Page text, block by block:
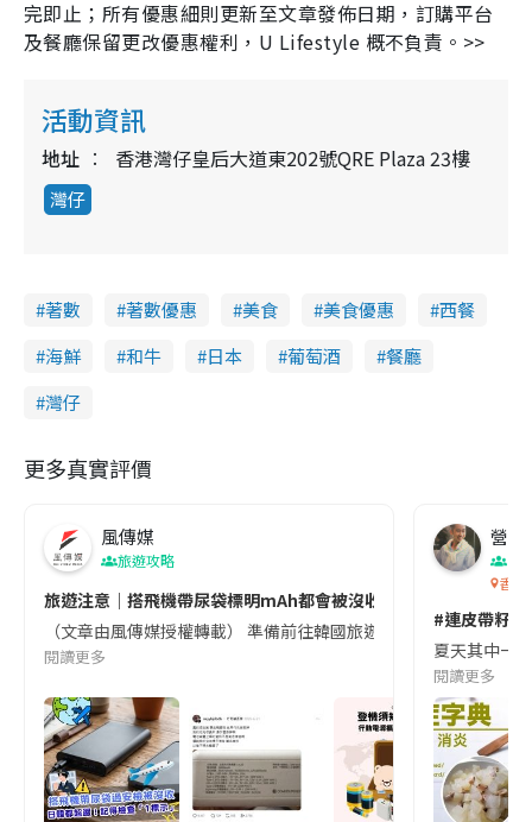
完即止；所有優惠細則更新至文章發佈日期，訂購平台
及餐廳保留更改優惠權利， U Lifestyle 概不負責。 >>
活動資訊
地址 香港灣仔皇后大道東202號QRE Plaza 23樓
灣仔
著數 著數優惠 美食 美食優惠
西餐
海鮮
和牛 日本 葡萄酒
餐廳
灣仔
更多真實評價
風傳媒
旅遊攻略
旅遊注意｜搭飛機帶尿袋標明mAh都會被沒收😱出發前切記檢查
（文章由風傳媒授權轉載） 準備前往韓國旅遊的民眾，近期要
閱讀更多
營養
香港
#連皮帶籽
夏天其中一
閱讀更多